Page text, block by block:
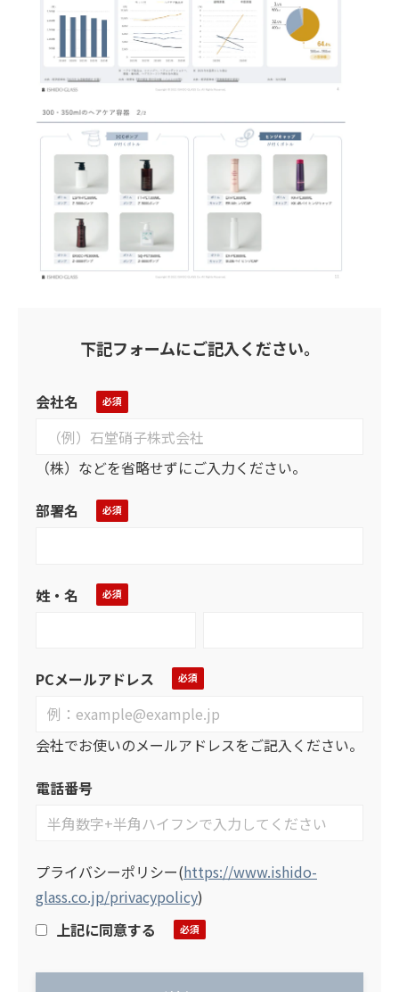
下記フォームにご記入ください。
会社名
（株）などを省略せずにご入力ください。
部署名
姓・名
PCメールアドレス
会社でお使いのメールアドレスをご記入ください。
電話番号
プライバシーポリシー(https://www.ishido-
glass.co.jp/privacypolicy)
上記に同意する